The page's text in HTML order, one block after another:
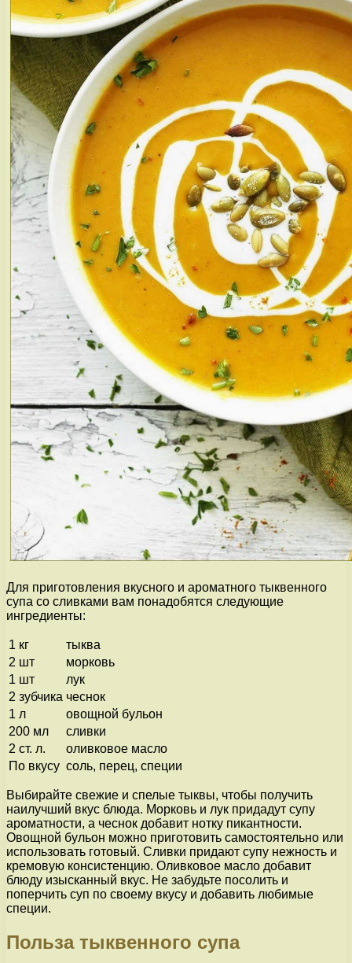
Для приготовления вкусного и ароматного тыквенного
супа со сливками вам понадобятся следующие
ингредиенты:
1 кг
тыква
2 шт
морковь
1 шт
лук
2 зубчика чеснок
1 л
овощной бульон
200 мл
сливки
2 ст. л.
оливковое масло
По вкусу соль, перец, специи
Выбирайте свежие и спелые тыквы, чтобы получить
наилучший вкус блюда. Морковь и лук придадут супу
ароматности, а чеснок добавит нотку пикантности.
Овощной бульон можно приготовить самостоятельно или
использовать готовый. Сливки придают супу нежность и
кремовую консистенцию. Оливковое масло добавит
блюду изысканный вкус. Не забудьте посолить и
поперчить суп по своему вкусу и добавить любимые
специи.
Польза тыквенного супа